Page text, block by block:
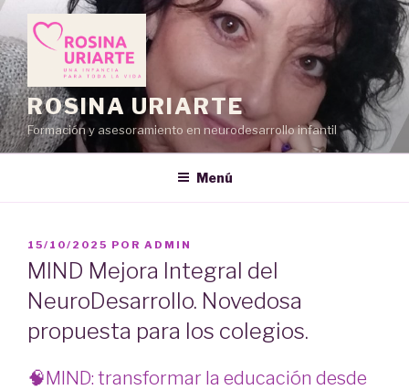
Saltar
al
contenido
ROSINA URIARTE
Formación y asesoramiento en neurodesarrollo infantil
Menú
PUBLICADO
EL
15/10/2025 POR ADMIN
MIND Mejora Integral del
NeuroDesarrollo. Novedosa
propuesta para los colegios.
🧠MIND: transformar la educación desde